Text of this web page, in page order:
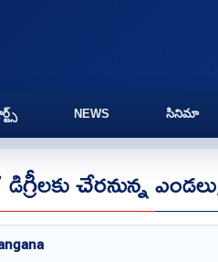
NEWS సినిమా
చేరనున్న